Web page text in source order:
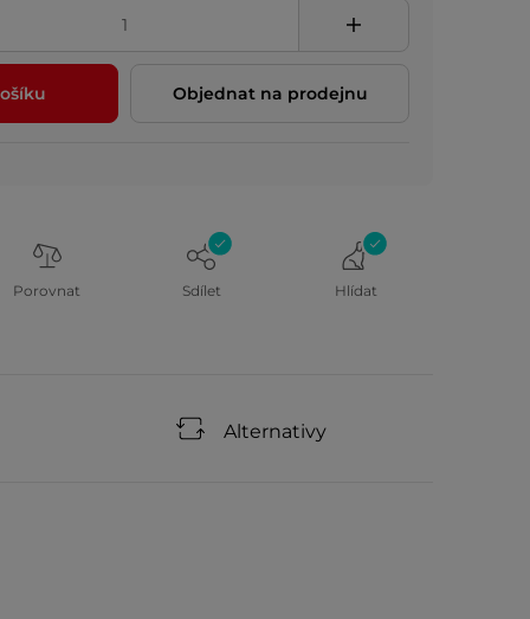
Objednat na prodejnu
Porovnat Sdílet Hlídat
Alternativy